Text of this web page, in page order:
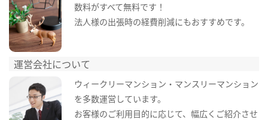
数料がすべて無料です！
法人様の出張時の経費削減にもおすすめです。
運営会社について
ウィークリーマンション・マンスリーマンション
を多数運営しています。
お客様のご利用目的に応じて、幅広くご紹介させ